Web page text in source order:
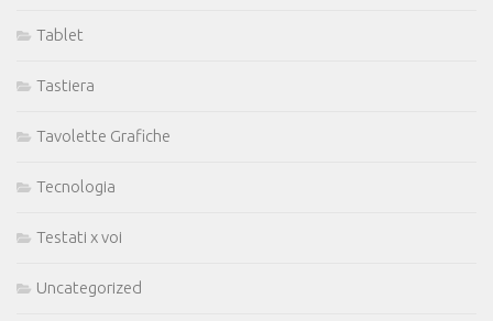
Tablet
Tastiera
Tavolette Grafiche
Tecnologia
Testati x voi
Uncategorized